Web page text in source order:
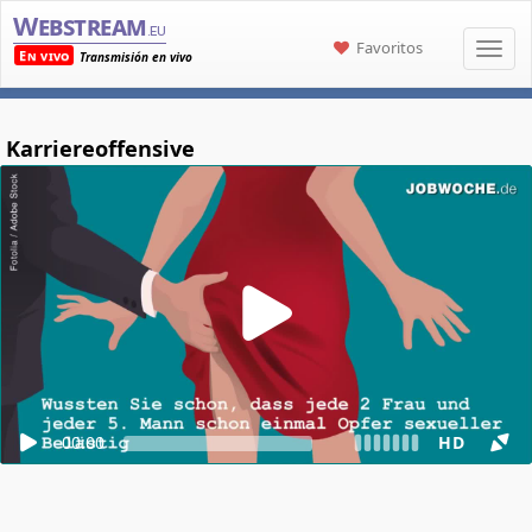
Webstream .eu
En vivo
Transmisión en vivo Favoritos
Karriereoffensive
00:00 HD